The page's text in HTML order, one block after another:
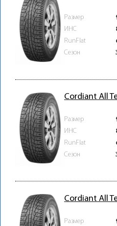
Размер
ИНС
RunFlat
Сезон
Cordiant All
Размер
ИНС
RunFlat
Сезон
Cordiant All
Размер